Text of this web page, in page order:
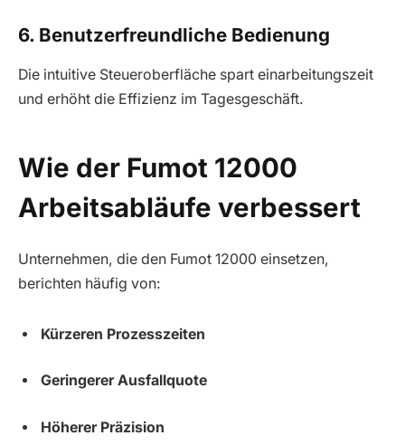
6. Benutzerfreundliche Bedienung
Die intuitive Steueroberfläche spart einarbeitungszeit
und erhöht die Effizienz im Tagesgeschäft.
Wie der Fumot 12000
Arbeitsabläufe verbessert
Unternehmen, die den Fumot 12000 einsetzen,
berichten häufig von:
Kürzeren Prozesszeiten
Geringerer Ausfallquote
Höherer Präzision